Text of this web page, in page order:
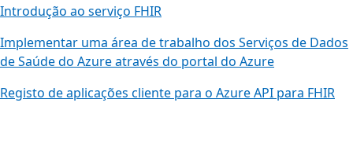
Introdução ao serviço FHIR
Implementar uma área de trabalho dos Serviços de Dados
de Saúde do Azure através do portal do Azure
Registo de aplicações cliente para o Azure API para FHIR